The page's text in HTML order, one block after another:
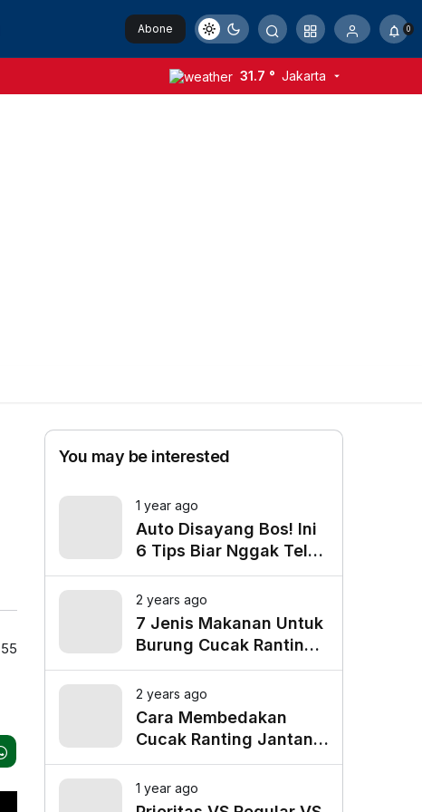
Abone
Ol
0
31.7 ° Jakarta
55
You may be interested
1 year ago
Auto Disayang Bos! Ini
6 Tips Biar Nggak Telat
Datang ke Kantor
2 years ago
7 Jenis Makanan Untuk
Burung Cucak Ranting
Agar Gacor
2 years ago
Cara Membedakan
Cucak Ranting Jantan
Dan Betina
1 year ago